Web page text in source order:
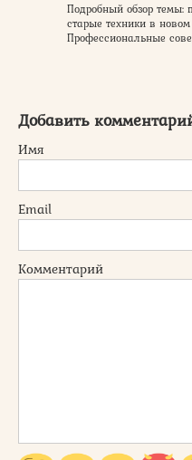
Подробный обзор темы:
старые техники в
Профессиональные
Добавить
Имя
Email
Комментарий